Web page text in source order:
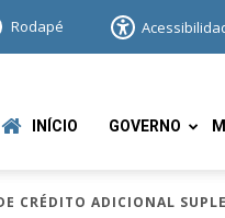
Rodapé
INÍCIO GOVERNO
CRÉDITO ADICIONAL